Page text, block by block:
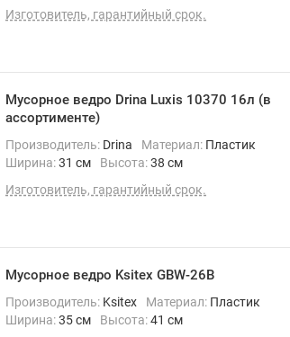
Изготовитель, гарантийный срок.
Мусорное ведро Drina Luxis 10370 16л (в
ассортименте)
Производитель: Drina Материал: Пластик
Ширина:31 см Высота:38 см
Изготовитель, гарантийный срок.
Мусорное ведро Ksitex GBW-26B
Производитель: Ksitex Материал: Пластик
Ширина:35 см Высота:41 см